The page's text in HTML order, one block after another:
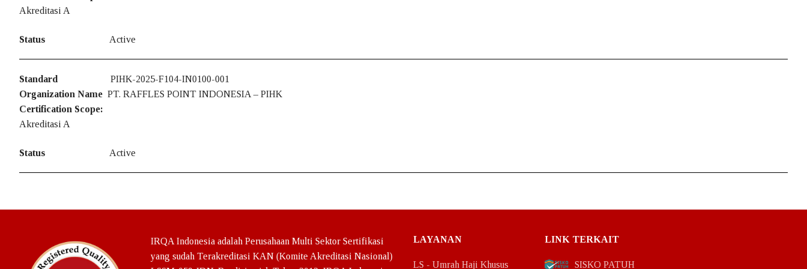
Akreditasi A
Status Active
Standard
PIHK-2025-F104-IN0100-001
Organization Name PT. RAFFLES POINT INDONESIA – PIHK
Certification Scope:
Akreditasi A
Status Active
IRQA Indonesia adalah Perusahaan Multi Sektor Sertifikasi
yang sudah Terakreditasi KAN (Komite Akreditasi Nasional)
LAYANAN
LS - Umrah Haji Khusus
LINK TERKAIT
SISKO PATUH